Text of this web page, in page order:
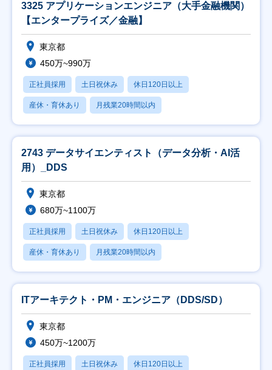
3325 アプリケーションエンジニア（大手金融機関）
【エンタープライズ／金融】
東京都
450万~990万
正社員採用 土日祝休み 休日120日以上
産休・育休あり 月残業20時間以内
2743 データサイエンティスト（データ分析・AI活
用）_DDS
東京都
680万~1100万
正社員採用 土日祝休み 休日120日以上
産休・育休あり 月残業20時間以内
ITアーキテクト・PM・エンジニア（DDS/SD）
東京都
450万~1200万
正社員採用 土日祝休み 休日120日以上